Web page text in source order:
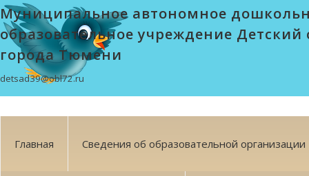
Муниципальное автономное
образовательное учреждение Детский
города Тюмени
detsad39@obl72.ru
Главная Сведения об образовательной организации